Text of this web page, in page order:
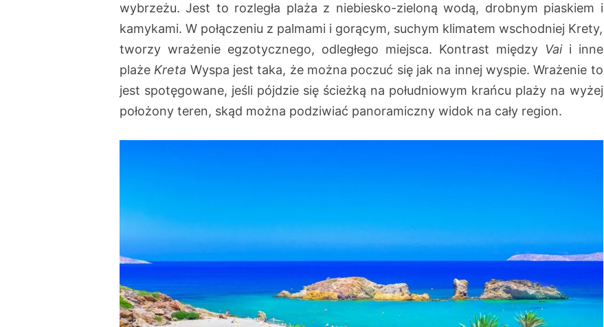
wybrzeżu. Jest to rozległa plaża z niebiesko-zieloną wodą, drobnym piaskiem i
kamykami. W połączeniu z palmami i gorącym, suchym klimatem wschodniej Krety,
tworzy wrażenie egzotycznego, odległego miejsca. Kontrast między Vaii inne
plaże Kreta Wyspa jest taka, że można poczuć się jak na innej wyspie. Wrażenie to
jest spotęgowane, jeśli pójdzie się ścieżką na południowym krańcu plaży na wyżej
położony teren, skąd można podziwiać panoramiczny widok na cały region.